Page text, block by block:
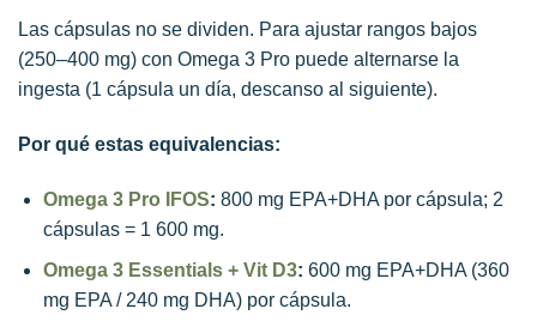
Las cápsulas no se dividen. Para ajustar rangos bajos
(250–400 mg) con Omega 3 Pro puede alternarse la
ingesta (1 cápsula un día, descanso al siguiente).
Por qué estas equivalencias:
Omega 3 Pro IFOS: 800 mg EPA+DHA por cápsula; 2
cápsulas = 1 600 mg.
Omega 3 Essentials + Vit D3: 600 mg EPA+DHA (360
mg EPA / 240 mg DHA) por cápsula.